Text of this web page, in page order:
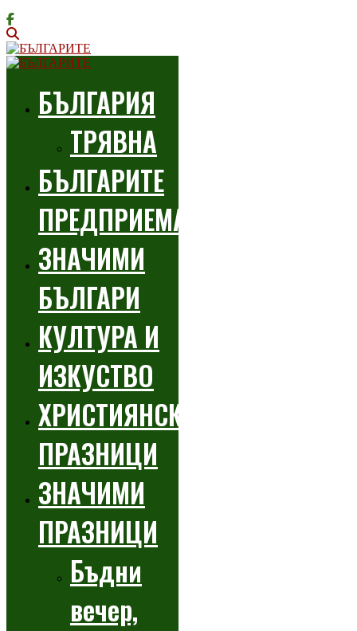
БЪЛГАРИЯ
ТРЯВНА
БЪЛГАРИТЕ
ПРЕДПРИЕМАЧИ
ЗНАЧИМИ
БЪЛГАРИ
КУЛТУРА И
ИЗКУСТВО
ХРИСТИЯНСКИ
ПРАЗНИЦИ
ЗНАЧИМИ
ПРАЗНИЦИ
Бъдни
вечер,